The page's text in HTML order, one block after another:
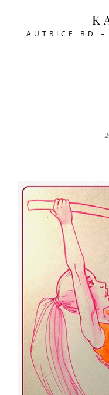
AUTRICE BD –